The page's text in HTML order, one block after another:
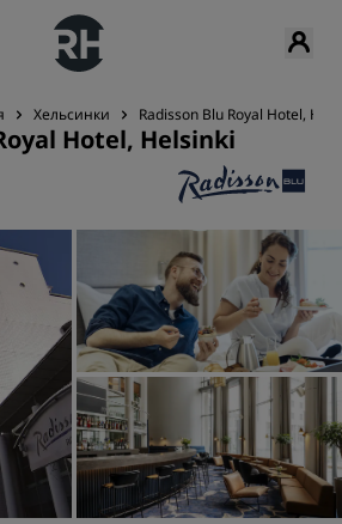
Хельсинки Radisson Blu Royal Hotel,
Hotel, Helsinki